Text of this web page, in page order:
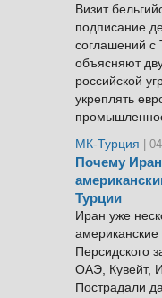
Визит
подписание
соглашений с
объясняют
российской
укреплять
МК-Турция
|
Почему
Турции
Иран уже
американские
Персидского
ОАЭ, Кувейт,
Пострадали